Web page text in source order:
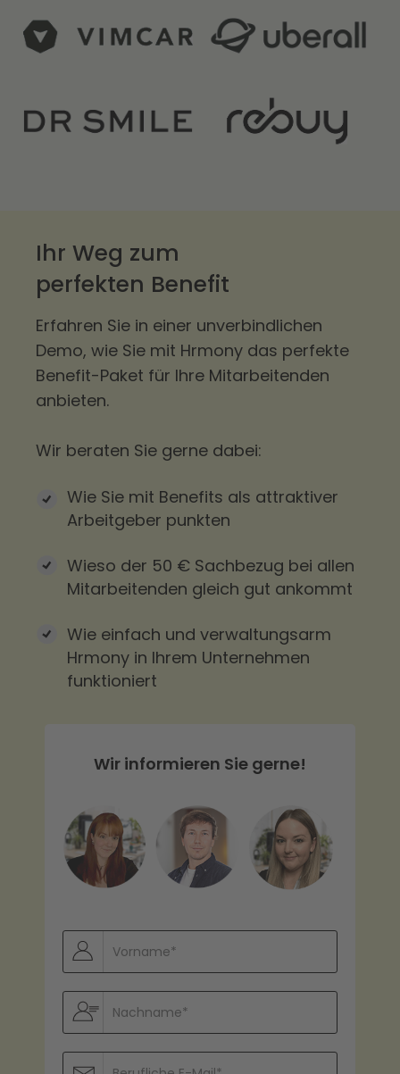
Ihr Weg zum
perfekten Benefit
Erfahren Sie in einer unverbindlichen
Demo, wie Sie mit Hrmony das perfekte
Benefit-Paket für Ihre Mitarbeitenden
anbieten.
Wir beraten Sie gerne dabei:
Wie Sie mit Benefits als attraktiver
Arbeitgeber punkten
Wieso der 50 € Sachbezug bei allen
Mitarbeitenden gleich gut ankommt
Wie einfach und verwaltungsarm
Hrmony in Ihrem Unternehmen
funktioniert
Wir informieren Sie gerne!